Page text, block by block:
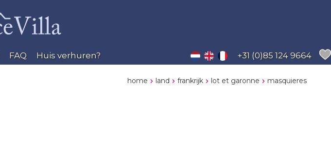
FAQ Huis verhuren? +31 (0)85 124 9664
home land frankrijk lot et garonne masquieres